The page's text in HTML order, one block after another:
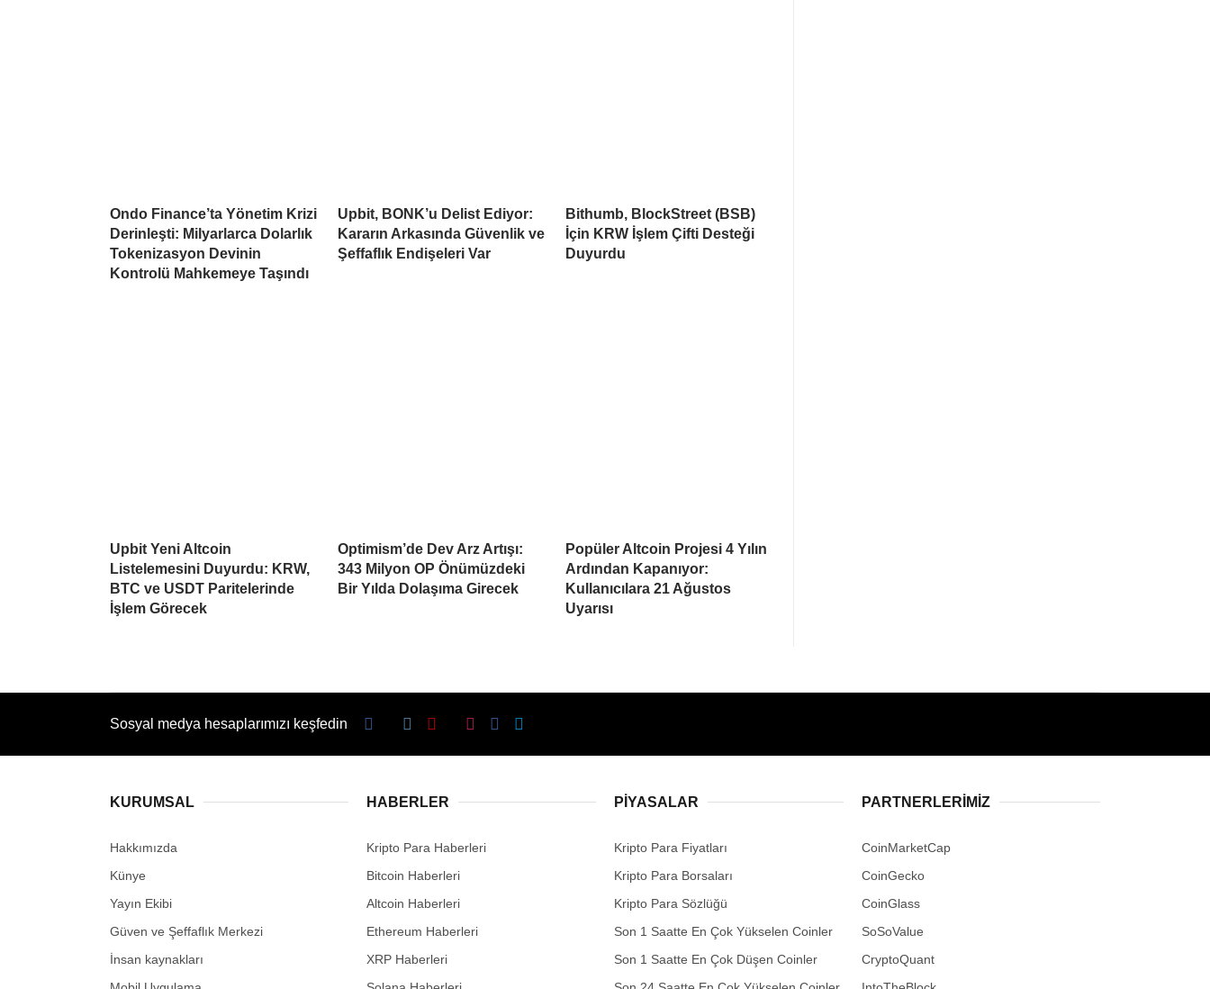
Ondo Finance’ta Yönetim Krizi
Derinleşti: Milyarlarca Dolarlık
Tokenizasyon Devinin
Kontrolü Mahkemeye Taşındı
Upbit, BONK’u Delist Ediyor:
Kararın Arkasında Güvenlik ve
Şeffaflık Endişeleri Var
Bithumb, BlockStreet (BSB)
İçin KRW İşlem Çifti Desteği
Duyurdu
Upbit Yeni Altcoin
Listelemesini Duyurdu: KRW,
BTC ve USDT Paritelerinde
İşlem Görecek
Optimism’de Dev Arz Artışı:
343 Milyon OP Önümüzdeki
Bir Yılda Dolaşıma Girecek
Popüler Altcoin Projesi 4 Yılın
Ardından Kapanıyor:
Kullanıcılara 21 Ağustos
Uyarısı
Sosyal medya hesaplarımızı keşfedin
KURUMSAL
Hakkımızda
Künye
Yayın Ekibi
Güven ve Şeffaflık Merkezi
İnsan kaynakları
HABERLER
Kripto Para Haberleri
Bitcoin Haberleri
Altcoin Haberleri
Ethereum Haberleri
XRP Haberleri
PIYASALAR
Kripto Para Fiyatları
Kripto Para Borsaları
Kripto Para Sözlüğü
Son 1 Saatte En Çok Yükselen Coinler
Son 1 Saatte En Çok Düşen Coinler
PARTNERLERIMIZ
CoinMarketCap
CoinGecko
CoinGlass
SoSoValue
CryptoQuant